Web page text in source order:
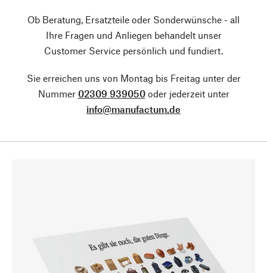
Ob Beratung, Ersatzteile oder Sonderwünsche - all
Ihre Fragen und Anliegen behandelt unser
Customer Service persönlich und fundiert.
Sie erreichen uns von Montag bis Freitag unter der
Nummer 02309 939050oder jederzeit unter
info@manufactum.de